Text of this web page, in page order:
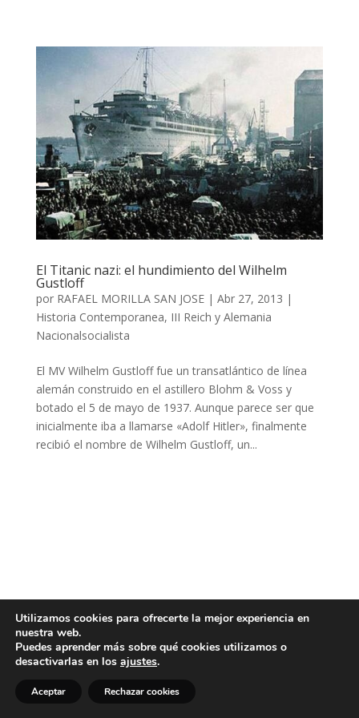
El Titanic nazi: el hundimiento del Wilhelm
Gustloff
por RAFAEL MORILLA SAN JOSE| Abr 27, 2013 |
Historia Contemporanea, III Reich y Alemania
Nacionalsocialista
El MV Wilhelm Gustloff fue un transatlántico de línea
alemán construido en el astillero Blohm & Voss y
botado el 5 de mayo de 1937. Aunque parece ser que
inicialmente iba a llamarse «Adolf Hitler», finalmente
recibió el nombre de Wilhelm Gustloff, un...
Utilizamos cookies para ofrecerte la mejor experiencia en
nuestra web.
Puedes aprender más sobre qué cookies utilizamos o
desactivarlas en los ajustes.
Aceptar Rechazar cookies